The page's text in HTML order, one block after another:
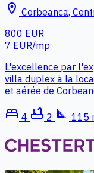
location_on Corbeanca,
800 EUR
7 EUR/mp
L'excellence par
villa duplex à la
et aérée de
bed 4 bathtub 2 square_foot 115